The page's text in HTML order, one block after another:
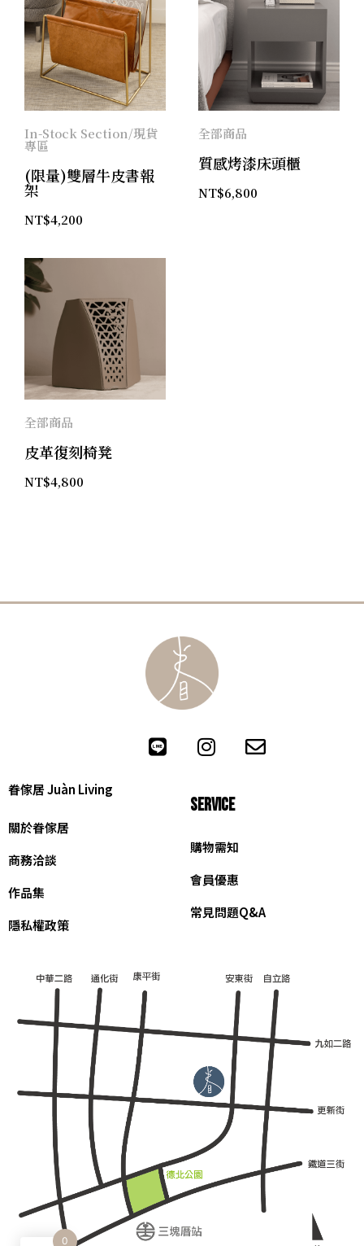
In-Stock Section/現貨
專區
(限量)雙層牛皮書報
架
NT$4,200
全部商品
質感烤漆床頭櫃
NT$6,800
全部商品
皮革復刻椅凳
NT$4,800
眷傢居 Juàn Living
關於眷傢居
商務洽談
作品集
隱私權政策
SERVICE
購物需知
會員優惠
常見問題Q&A
0